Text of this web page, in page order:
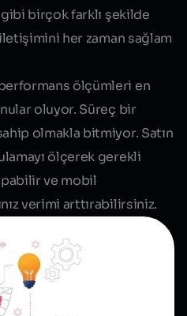
birçok farklı şekilde
her zaman sağlam
ölçümleri en
oluyor. Süreç bir
olmakla bitmiyor. Satın
ölçerek gerekli
ve mobil
verimi arttırabilirsiniz.